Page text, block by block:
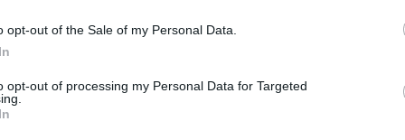
opt-out of the Sale of my Personal Data.
opt-out of processing my Personal Data for Targeted
e’ la grande emergenza del nostro
i flussi migratori perché ci sono
Nico